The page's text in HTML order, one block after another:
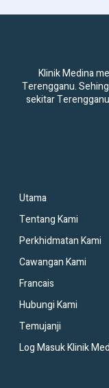
Klinik Medina
Terengganu.
sekitar
Utama
Tentang Kami
Perkhidmatan Kami
Cawangan Kami
Francais
Hubungi Kami
Temujanji
Log Masuk Klinik